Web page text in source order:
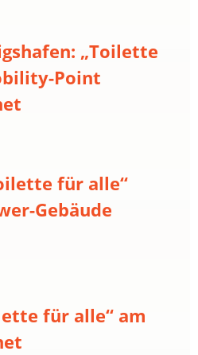
„Toilette
Point
für alle“
Gebäude
für alle“ am